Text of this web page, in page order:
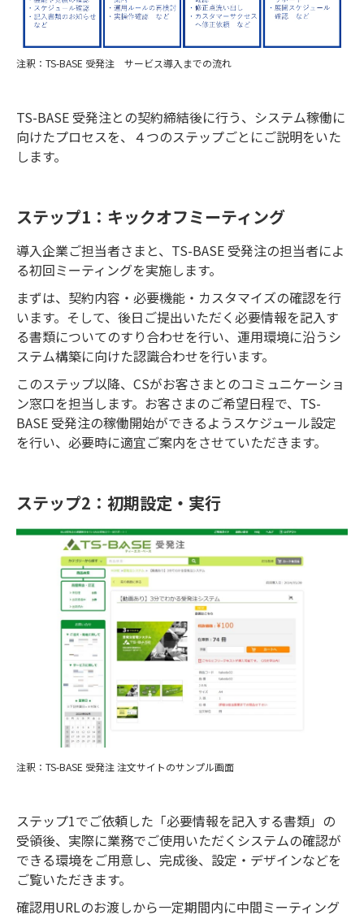
注釈：TS-BASE 受発注 サービス導入までの流れ
TS-BASE 受発注との契約締結後に行う、システム稼働に
向けたプロセスを、４つのステップごとにご説明をいた
します。
ステップ1：キックオフミーティング
導入企業ご担当者さまと、TS-BASE 受発注の担当者によ
る初回ミーティングを実施します。
まずは、契約内容・必要機能・カスタマイズの確認を行
います。そして、後日ご提出いただく必要情報を記入す
る書類についてのすり合わせを行い、運用環境に沿うシ
ステム構築に向けた認識合わせを行います。
このステップ以降、CSがお客さまとのコミュニケーショ
ン窓口を担当します。お客さまのご希望日程で、TS-
BASE 受発注の稼働開始ができるようスケジュール設定
を行い、必要時に適宜ご案内をさせていただきます。
ステップ2：初期設定・実行
注釈：TS-BASE 受発注 注文サイトのサンプル画面
ステップ1でご依頼した「必要情報を記入する書類」の
受領後、実際に業務でご使用いただくシステムの確認が
できる環境をご用意し、完成後、設定・デザインなどを
ご覧いただきます。
確認用URLのお渡しから一定期間内に中間ミーティング